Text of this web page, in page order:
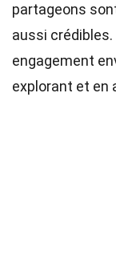
partageons
aussi
engagement
explorant et en